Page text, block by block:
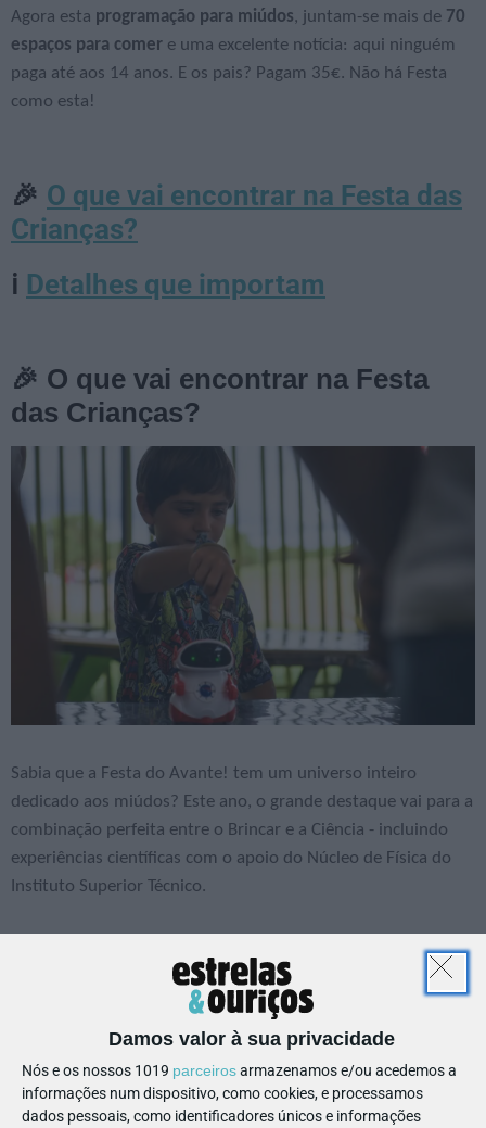
Damos valor à sua privacidade
Nós e os nossos 1019 parceirosarmazenamos e/ou acedemos a
informações num dispositivo, como cookies, e processamos
dados pessoais, como identificadores únicos e informações
Agora esta programação para miúdos, juntam-se mais de 70
espaços para comer e uma excelente notícia: aqui ninguém
paga até aos 14 anos. E os pais? Pagam 35€. Não há Festa
como esta!
🎉 O que vai encontrar na Festa das
Crianças?
ℹ️ Detalhes que importam
🎉 O que vai encontrar na Festa
das Crianças?
Sabia que a Festa do Avante! tem um universo inteiro
dedicado aos miúdos? Este ano, o grande destaque vai para a
combinação perfeita entre o Brincar e a Ciência - incluindo
experiências científicas com o apoio do Núcleo de Física do
Instituto Superior Técnico.
Alguns momentos que não pode
perder!
Para pequenos cientistas